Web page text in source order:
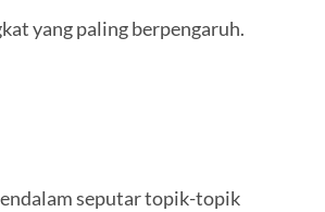
yang paling berpengaruh.
seputar topik-topik